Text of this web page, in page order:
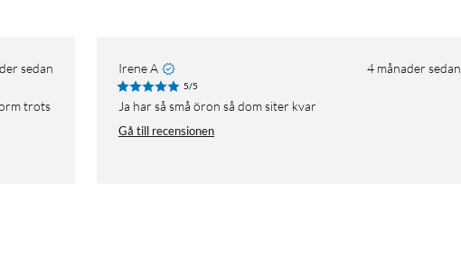
sedan Irene A 4 månader sedan
5/5
Ja har så små öron så dom siter kvar
Gå till recensionen